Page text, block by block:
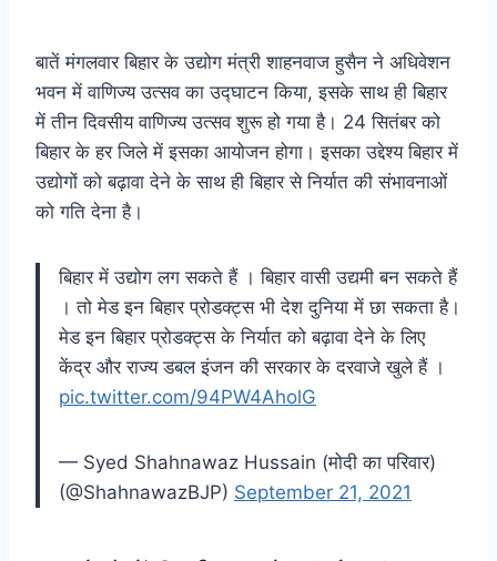
बातें मंगलवार बिहार के उद्योग मंत्री शाहनवाज हुसैन ने अधिवेशन
भवन में वाणिज्य उत्सव का उद्घाटन किया, इसके साथ ही बिहार
में तीन दिवसीय वाणिज्य उत्सव शुरू हो गया है। 24 सितंबर को
बिहार के हर जिले में इसका आयोजन होगा। इसका उद्देश्य बिहार में
उद्योगों को बढ़ावा देने के साथ ही बिहार से निर्यात की संभावनाओं
को गति देना है।
बिहार में उद्योग लग सकते हैं । बिहार वासी उद्यमी बन सकते हैं
। तो मेड इन बिहार प्रोडक्ट्स भी देश दुनिया में छा सकता है।
मेड इन बिहार प्रोडक्ट्स के निर्यात को बढ़ावा देने के लिए
केंद्र और राज्य डबल इंजन की सरकार के दरवाजे खुले हैं ।
pic.twitter.com/94PW4AholG
— Syed Shahnawaz Hussain (मोदी का परिवार)
(@ShahnawazBJP) September 21, 2021